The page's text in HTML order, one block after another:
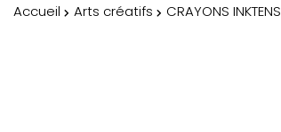
Accueil Arts créatifs CRAYONS